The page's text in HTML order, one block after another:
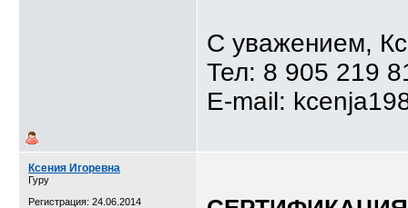
С уважением,
Тел: 8 905 219
E-mail:
Ксения Игоревна
Гуру
Регистрация: 24.06.2014